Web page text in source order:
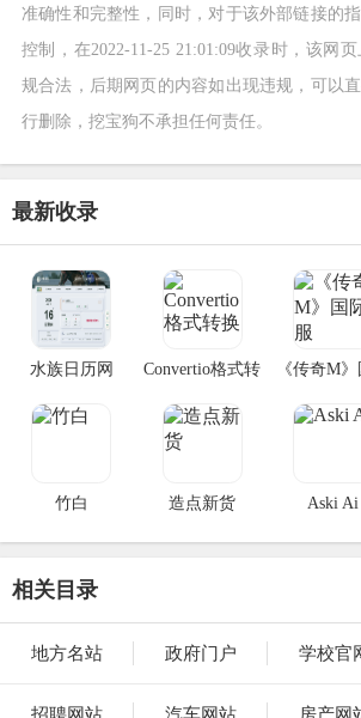
准确性和完整性，同时，对于该外部链接的
控制，在2022-11-25 21:01:09收录时，该网
规合法，后期网页的内容如出现违规，可以
行删除，挖宝狗不承担任何责任。
最新收录
水族日历网
Convertio格式转
《传奇M
竹白 造点新货 Aski Ai
相关目录
地方名站 政府门户 学校官